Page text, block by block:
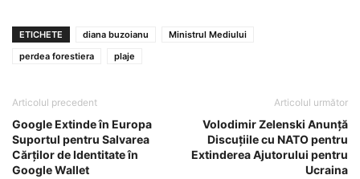
ETICHETE diana buzoianu
Ministrul Mediului
perdea forestiera
plaje
Articolul precedent
Google Extinde în Europa
Suportul pentru Salvarea
Cărților de Identitate în
Google Wallet
Articolul următor
Volodimir Zelenski Anunță
Discuțiile cu NATO pentru
Extinderea Ajutorului pentru
Ucraina